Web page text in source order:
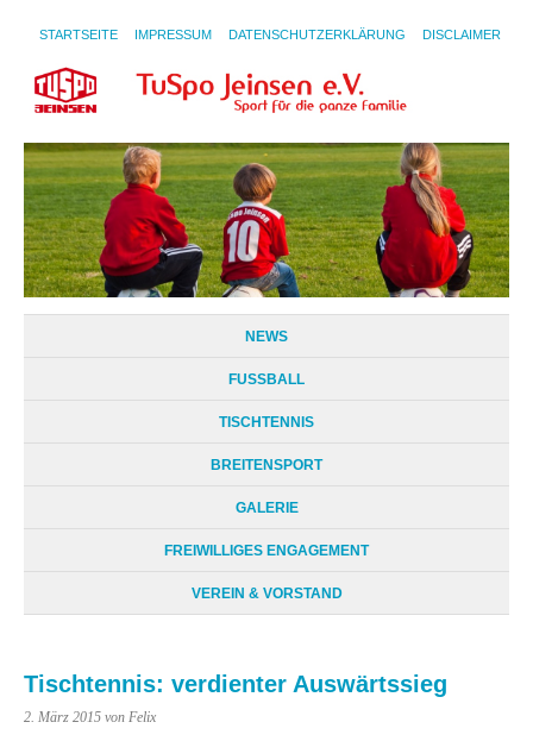
STARTSEITE IMPRESSUM DATENSCHUTZERKLÄRUNG DISCLAIMER
NEWS
FUSSBALL
TISCHTENNIS
BREITENSPORT
GALERIE
FREIWILLIGES ENGAGEMENT
VEREIN & VORSTAND
Tischtennis: verdienter Auswärtssieg
2. März 2015 von Felix